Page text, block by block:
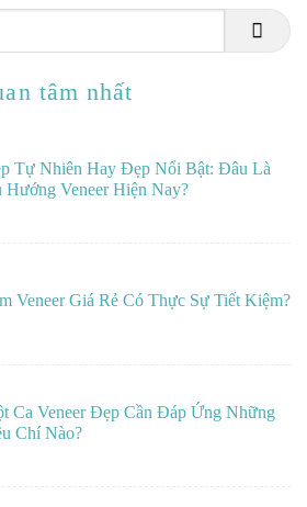
tâm nhất
Tự Nhiên Hay Đẹp Nổi Bật: Đâu Là
Hướng Veneer Hiện Nay?
Veneer Giá Rẻ Có Thực Sự Tiết Kiệm?
Ca Veneer Đẹp Cần Đáp Ứng Những
Chí Nào?